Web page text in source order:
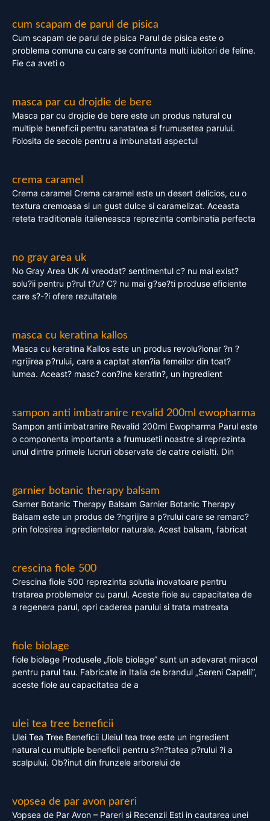
cum scapam de parul de pisica
Cum scapam de parul de pisica Parul de pisica este o
problema comuna cu care se confrunta multi iubitori de feline.
Fie ca aveti o
masca par cu drojdie de bere
Masca par cu drojdie de bere este un produs natural cu
multiple beneficii pentru sanatatea si frumusetea parului.
Folosita de secole pentru a imbunatati aspectul
crema caramel
Crema caramel Crema caramel este un desert delicios, cu o
textura cremoasa si un gust dulce si caramelizat. Aceasta
reteta traditionala italieneasca reprezinta combinatia perfecta
no gray area uk
No Gray Area UK Ai vreodat? sentimentul c? nu mai exist?
solu?ii pentru p?rul t?u? C? nu mai g?se?ti produse eficiente
care s?-?i ofere rezultatele
masca cu keratina kallos
Masca cu keratina Kallos este un produs revolu?ionar ?n ?
ngrijirea p?rului, care a captat aten?ia femeilor din toat?
lumea. Aceast? masc? con?ine keratin?, un ingredient
sampon anti imbatranire revalid 200ml ewopharma
Sampon anti imbatranire Revalid 200ml Ewopharma Parul este
o componenta importanta a frumusetii noastre si reprezinta
unul dintre primele lucruri observate de catre ceilalti. Din
garnier botanic therapy balsam
Garner Botanic Therapy Balsam Garnier Botanic Therapy
Balsam este un produs de ?ngrijire a p?rului care se remarc?
prin folosirea ingredientelor naturale. Acest balsam, fabricat
crescina fiole 500
Crescina fiole 500 reprezinta solutia inovatoare pentru
tratarea problemelor cu parul. Aceste fiole au capacitatea de
a regenera parul, opri caderea parului si trata matreata
fiole biolage
fiole biolage Produsele „fiole biolage” sunt un adevarat miracol
pentru parul tau. Fabricate in Italia de brandul „Sereni Capelli”,
aceste fiole au capacitatea de a
ulei tea tree beneficii
Ulei Tea Tree Beneficii Uleiul tea tree este un ingredient
natural cu multiple beneficii pentru s?n?tatea p?rului ?i a
scalpului. Ob?inut din frunzele arborelui de
vopsea de par avon pareri
Vopsea de Par Avon – Pareri si Recenzii Esti in cautarea unei